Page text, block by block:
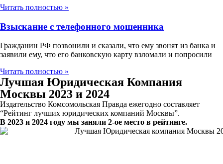
Читать полностью »
Взыскание с телефонного мошенника
Гражданин РФ позвонили и сказали, что ему звонят из банка и
заявили ему, что его банковскую карту взломали и попросили
Читать полностью »
Лучшая Юридическая Компания
Москвы 2023 и 2024
Издательство Комсомольская Правда ежегодно составляет
“Рейтинг лучших юридических компаний Москвы”.
В 2023 и 2024 году мы заняли 2-ое место в рейтинге.